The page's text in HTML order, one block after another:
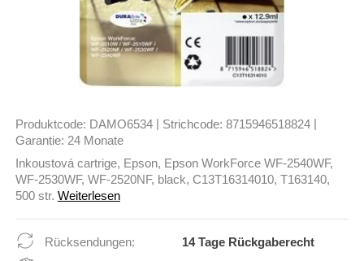
Produktcode: DAMO6534 Strichcode: 8715946518824
Garantie: 24 Monate
Inkoustová cartrige, Epson, Epson WorkForce WF-2540WF,
WF-2530WF, WF-2520NF, black, C13T16314010, T163140,
500 str. Weiterlesen
Rücksendungen:
14 Tage Rückgaberecht